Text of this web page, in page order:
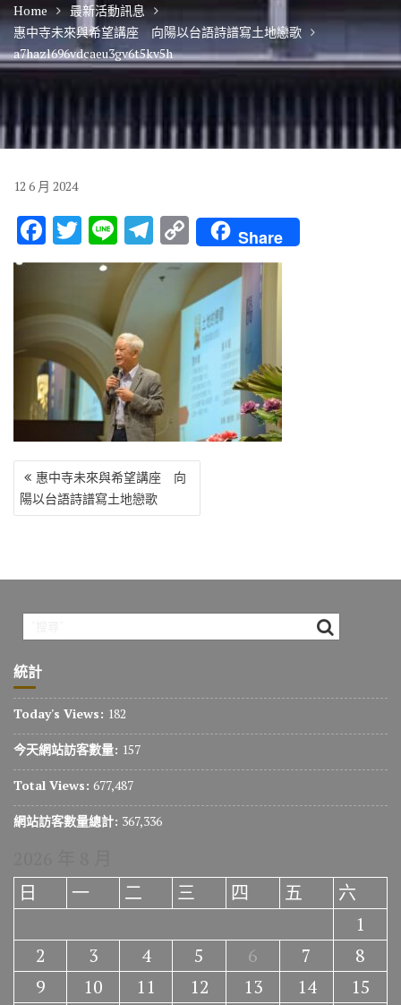
Home
最新活動訊息
惠中寺未來與希望講座 向陽以台語詩譜寫土地戀歌
a7hazl696vdcaeu3gv6t5kv5h
12 6 月 2024
F
ac
b
o
o
k
T
w
it
te
r
Li
n
e
T
el
e
gr
a
m
C
o
p
y
Li
n
k
Share
文
章
導
惠中寺未來與希望講座 向
陽以台語詩譜寫土地戀歌
統計
Today's Views: 182
今天網站訪客數量: 157
Total Views: 677,487
網站訪客數量總計: 367,336
日
一 二 三 四 五
六
1
2
3 4 5 6 7
8
9
10 11 12 13 14
15